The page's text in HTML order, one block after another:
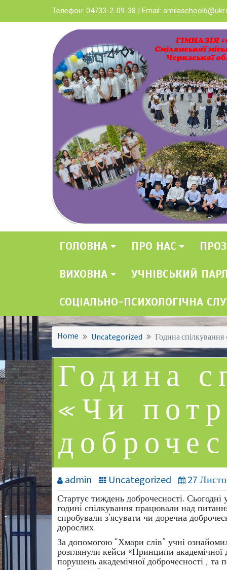
to
Телефон: 04733-2-09-38 | Email:
ГОЛОВНА ПРО НАС
ВИХОВНА УЧНІВСЬКИЙ
СОЦІАЛЬНО-ПСИХОЛОГІЧНА
Home Uncategorized Година спілкування
Година
«Чи
admin Uncategorized 27
Стартує тиждень доброчесності.
годині спілкування працювали над
спробували з’ясувати чи доречна
дорослих.
За допомогою “Хмари слів” учні
розглянули кейси «Принципи академічної
порушень академічної доброчесності , та